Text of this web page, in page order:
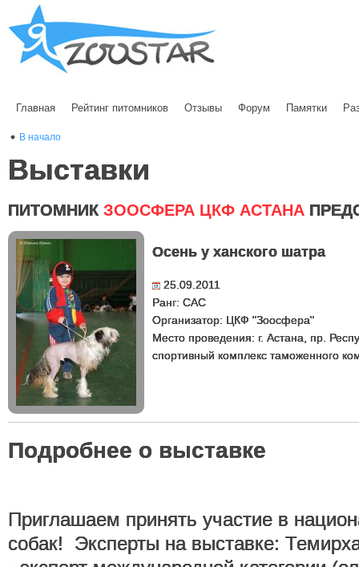
Главная Рейтинг питомников Отзывы Форум Памятки
В начало
Выставки
ПИТОМНИК ЗООСФЕРА ЦКФ АСТАНА
Осень у ханского шатра
25.09.2011
Ранг: САС
Организатор: ЦКФ "Зоосфера"
Место проведения: г. Астана, пр.
спортивный комплекс таможенного
Подробнее о выставке
Приглашаем принять участие в
собак! Эксперты на выставке: